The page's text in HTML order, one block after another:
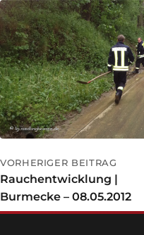
VORHERIGER BEITRAG
Rauchentwicklung |
Burmecke – 08.05.2012